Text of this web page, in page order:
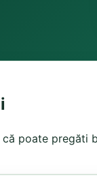
poate pregăti